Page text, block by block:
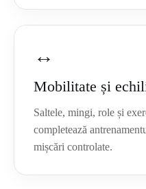
↔
Mobilitate și
Saltele, mingi, role și
completează
mișcări controlate.